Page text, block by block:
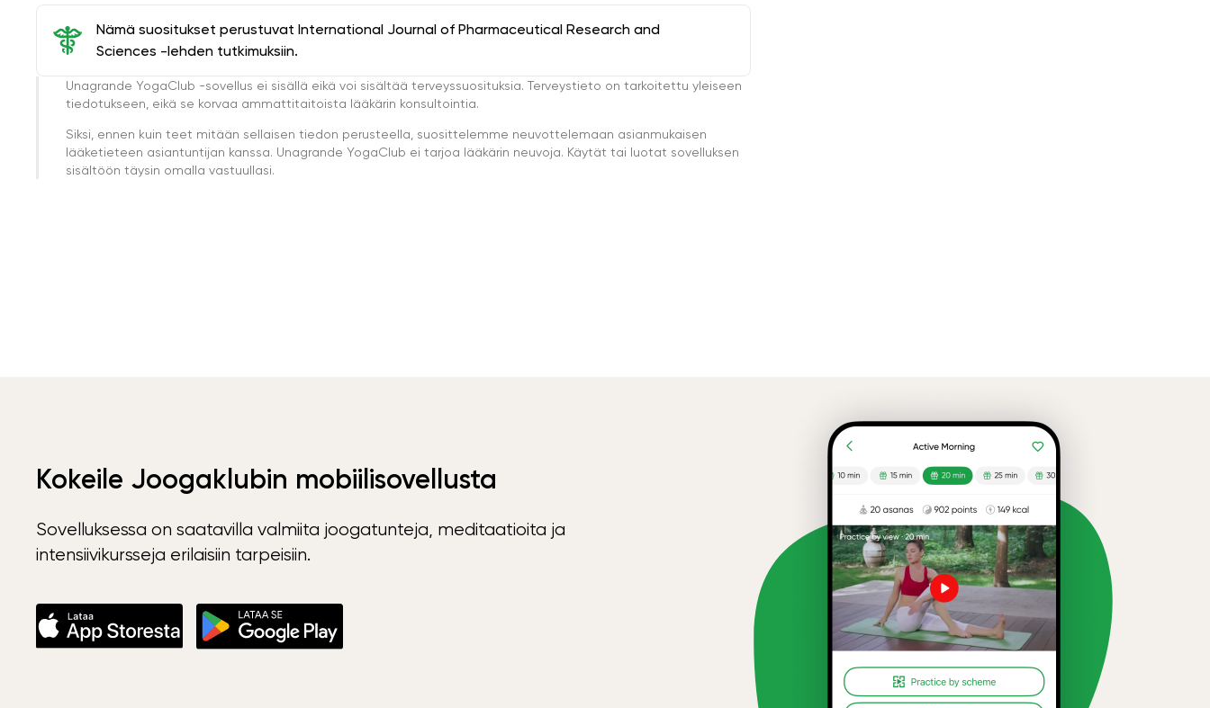
Nämä suositukset perustuvat International Journal of Pharmaceutical Research and
Sciences -lehden tutkimuksiin.
Unagrande YogaClub -sovellus ei sisällä eikä voi sisältää terveyssuosituksia. Terveystieto on tarkoitettu yleiseen
tiedotukseen, eikä se korvaa ammattitaitoista lääkärin konsultointia.
Siksi, ennen kuin teet mitään sellaisen tiedon perusteella, suosittelemme neuvottelemaan asianmukaisen
lääketieteen asiantuntijan kanssa. Unagrande YogaClub ei tarjoa lääkärin neuvoja. Käytät tai luotat sovelluksen
sisältöön täysin omalla vastuullasi.
Kokeile Joogaklubin mobiilisovellusta
Sovelluksessa on saatavilla valmiita joogatunteja, meditaatioita ja
intensiivikursseja erilaisiin tarpeisiin.